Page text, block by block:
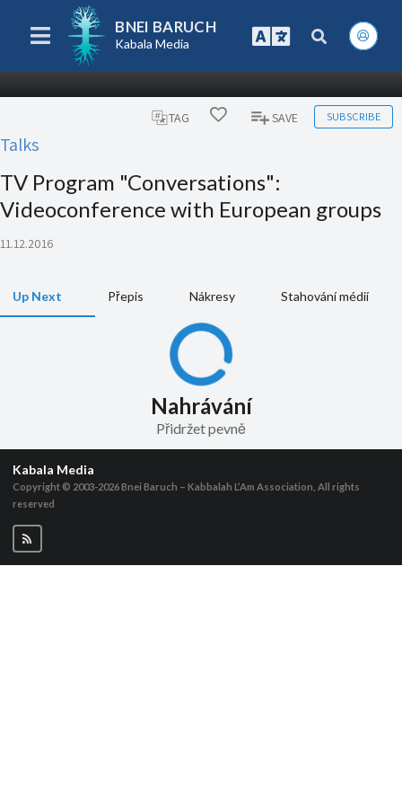
BNEI BARUCH
Kabala Media
TAG SAVE SUBSCRIBE
Talks
TV Program "Conversations":
Videoconference with European groups
11.12.2016
Up Next Přepis Nákresy Stahování médií
Nahrávání
Přidržet pevně
Kabala Media
Copyright © 2003-2026Bnei Baruch – Kabbalah L’Am Association, All rights
reserved